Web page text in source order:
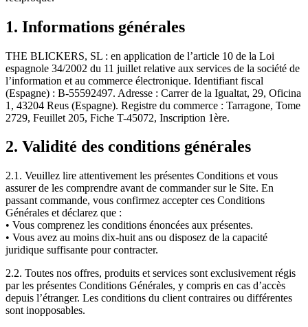
1. Informations générales
THE BLICKERS, SL : en application de l’article 10 de la Loi
espagnole 34/2002 du 11 juillet relative aux services de la société de
l’information et au commerce électronique. Identifiant fiscal
(Espagne) : B-55592497. Adresse : Carrer de la Igualtat, 29, Oficina
1, 43204 Reus (Espagne). Registre du commerce : Tarragone, Tome
2729, Feuillet 205, Fiche T-45072, Inscription 1ère.
2. Validité des conditions générales
2.1. Veuillez lire attentivement les présentes Conditions et vous
assurer de les comprendre avant de commander sur le Site. En
passant commande, vous confirmez accepter ces Conditions
Générales et déclarez que :
• Vous comprenez les conditions énoncées aux présentes.
• Vous avez au moins dix-huit ans ou disposez de la capacité
juridique suffisante pour contracter.
2.2. Toutes nos offres, produits et services sont exclusivement régis
par les présentes Conditions Générales, y compris en cas d’accès
depuis l’étranger. Les conditions du client contraires ou différentes
sont inopposables.